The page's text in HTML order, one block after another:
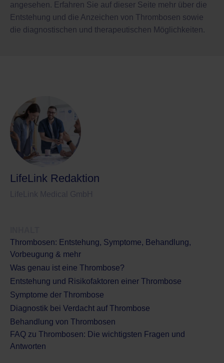
angesehen. Erfahren Sie auf dieser Seite mehr über die
Entstehung und die Anzeichen von Thrombosen sowie
die diagnostischen und therapeutischen Möglichkeiten.
LifeLink Redaktion
Thrombosen: Entstehung, Symptome, Behandlung,
Vorbeugung & mehr
Was genau ist eine Thrombose?
Entstehung und Risikofaktoren einer Thrombose
Symptome der Thrombose
Diagnostik bei Verdacht auf Thrombose
Behandlung von Thrombosen
FAQ zu Thrombosen: Die wichtigsten Fragen und
Antworten